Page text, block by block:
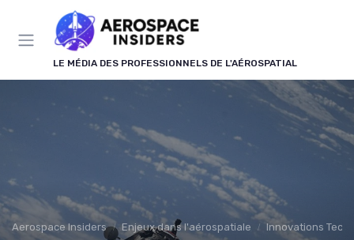
LE MÉDIA DES PROFESSIONNELS DE L'AÉROSPATIAL
Aerospace Insiders Enjeux dans l'aérospatiale Innovations
Panneau de gestion des cookies